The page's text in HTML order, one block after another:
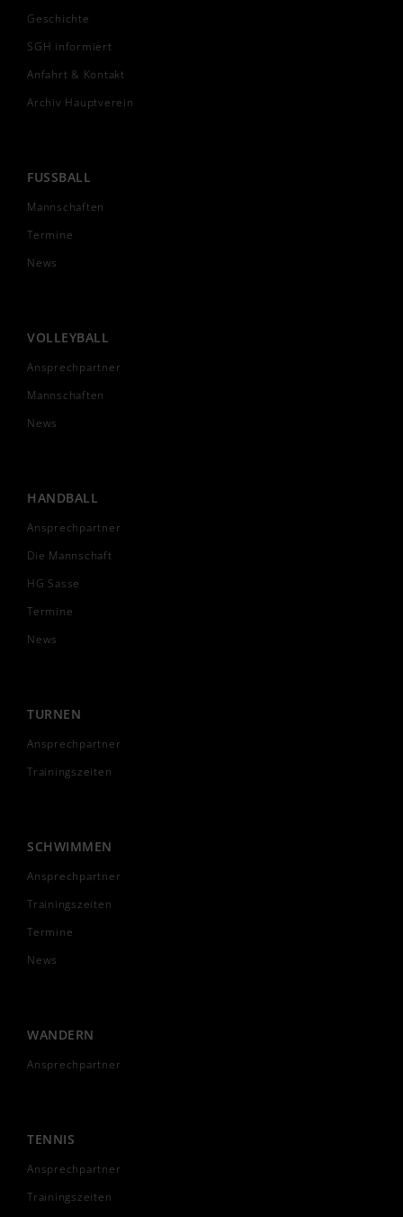
Geschichte
SGH informiert
Anfahrt & Kontakt
Archiv Hauptverein
FUSSBALL
Mannschaften
Termine
News
VOLLEYBALL
Ansprechpartner
Mannschaften
News
HANDBALL
Ansprechpartner
Die Mannschaft
HG Sasse
Termine
News
TURNEN
Ansprechpartner
Trainingszeiten
SCHWIMMEN
Ansprechpartner
Trainingszeiten
Termine
News
WANDERN
Ansprechpartner
TENNIS
Ansprechpartner
Trainingszeiten